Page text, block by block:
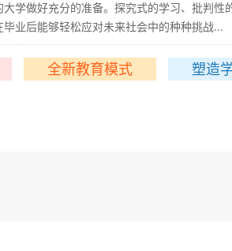
学做好充分的准备。探究式的学习、批判性
业后能够轻松应对未来社会中的种种挑战...
全新教育模式 塑造